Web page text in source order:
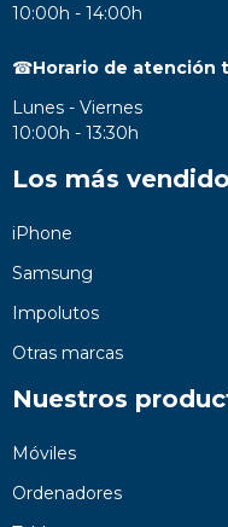
10:00h - 14:00h
☎Horario de atención
Lunes - Viernes
10:00h - 13:30h
Los más
iPhone
Samsung
Impolutos
Otras marcas
Nuestros
Móviles
Ordenadores